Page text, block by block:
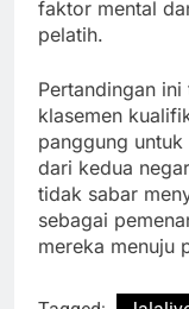
faktor mental
pelatih.
Pertandingan
klasemen
panggung
dari kedua
tidak sabar
sebagai
mereka menuju